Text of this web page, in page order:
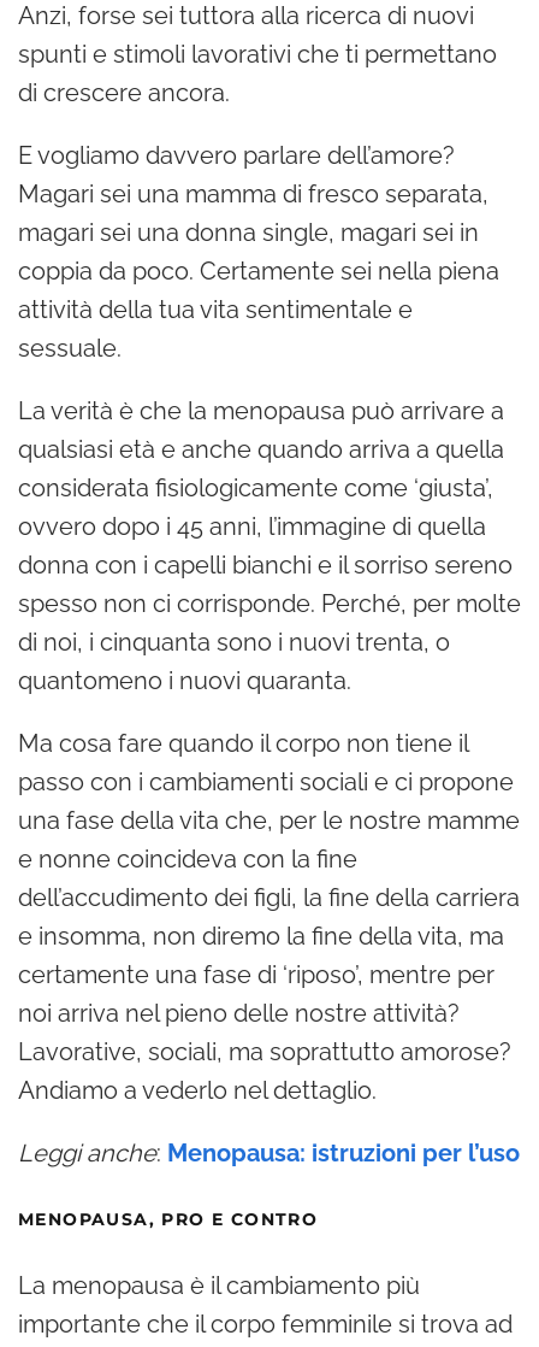
Anzi, forse sei tuttora alla ricerca di nuovi
spunti e stimoli lavorativi che ti permettano
di crescere ancora.
E vogliamo davvero parlare dell’amore?
Magari sei una mamma di fresco separata,
magari sei una donna single, magari sei in
coppia da poco. Certamente sei nella piena
attività della tua vita sentimentale e
sessuale.
La verità è che la menopausa può arrivare a
qualsiasi età e anche quando arriva a quella
considerata fisiologicamente come ‘giusta’,
ovvero dopo i 45 anni, l’immagine di quella
donna con i capelli bianchi e il sorriso sereno
spesso non ci corrisponde. Perché, per molte
di noi, i cinquanta sono i nuovi trenta, o
quantomeno i nuovi quaranta.
Ma cosa fare quando il corpo non tiene il
passo con i cambiamenti sociali e ci propone
una fase della vita che, per le nostre mamme
e nonne coincideva con la fine
dell’accudimento dei figli, la fine della carriera
e insomma, non diremo la fine della vita, ma
certamente una fase di ‘riposo’, mentre per
noi arriva nel pieno delle nostre attività?
Lavorative, sociali, ma soprattutto amorose?
Andiamo a vederlo nel dettaglio.
Leggi anche: Menopausa: istruzioni per l’uso
MENOPAUSA, PRO E CONTRO
La menopausa è il cambiamento più
importante che il corpo femminile si trova ad